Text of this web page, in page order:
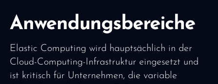
Anwendungsbereiche
Elastic Computing wird hauptsächlich in der
Cloud-Computing-Infrastruktur eingesetzt und
ist kritisch für Unternehmen, die variable